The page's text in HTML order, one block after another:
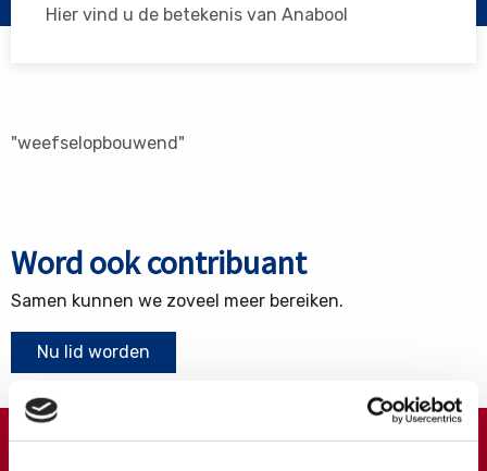
Hier vind u de betekenis van Anabool
"weefselopbouwend"
Word ook contribuant
Samen kunnen we zoveel meer bereiken.
Nu lid worden